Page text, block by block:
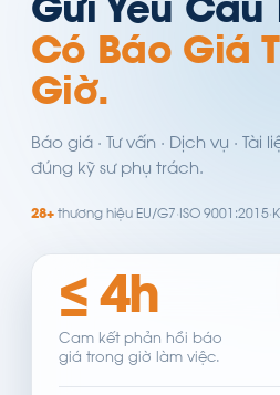
Gửi Yêu Cầu
Có Báo Giá
Giờ.
Báo giá · Tư vấn · Dịch vụ ·
đúng kỹ sư phụ trách.
28+ thương hiệu EU/G7· ISO 9001:2015·
≤ 4h
Cam kết phản hồi báo
giá trong giờ làm việc.